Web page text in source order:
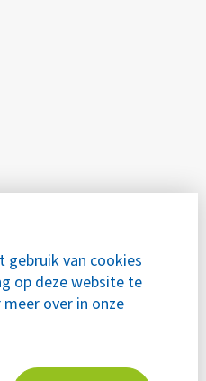
gebruik van cookies
op deze website te
over in onze